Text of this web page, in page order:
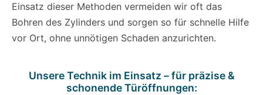
Einsatz dieser Methoden vermeiden wir oft das
Bohren des Zylinders und sorgen so für schnelle Hilfe
vor Ort, ohne unnötigen Schaden anzurichten.
Unsere Technik im Einsatz – für präzise &
schonende Türöffnungen: